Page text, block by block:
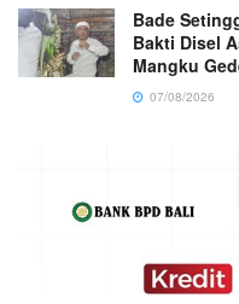
Bade
Bakti Disel
Mangku
07/08/2026